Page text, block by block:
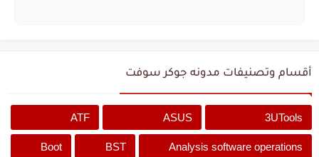
أقسام وتصنيفات مدونه جوكر سوفت
3UTools
ASUS
ATF
Analysis software operations
BST
Boot